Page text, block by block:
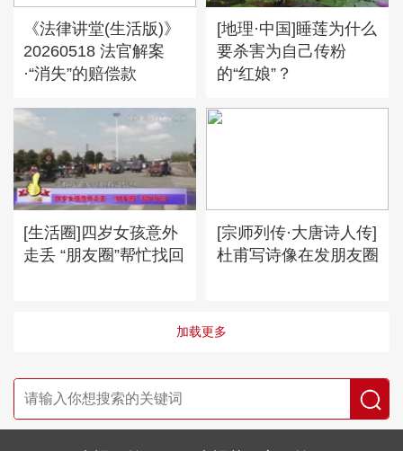
《法律讲堂(生活版)》
20260518 法官解案
·“消失”的赔偿款
[地理·中国]睡莲为什么
要杀害为自己传粉
的“红娘”？
[生活圈]四岁女孩意外
走丢 “朋友圈”帮忙找回
[宗师列传·大唐诗人传]
杜甫写诗像在发朋友圈
加载更多